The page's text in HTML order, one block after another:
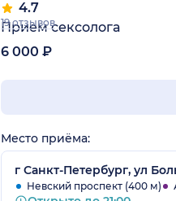
4.7
19 отзывов
Прием сексолога
6 000 ₽
Место приёма:
г Санкт-Петербург, ул
Невский проспект (400 м)